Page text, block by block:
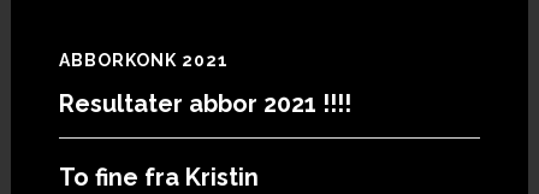
ABBORKONK 2021
Resultater abbor 2021 !!!!
To fine fra Kristin